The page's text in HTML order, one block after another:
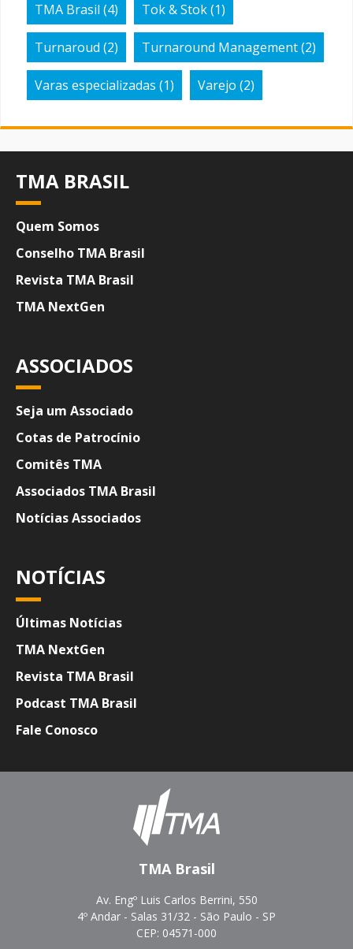
TMA Brasil (4) Tok & Stok(1)
Turnaroud (2) Turnaround Management(2)
Varas especializadas (1) Varejo (2)
TMA BRASIL
Quem Somos
Conselho TMA Brasil
Revista TMA Brasil
TMA NextGen
ASSOCIADOS
Seja um Associado
Cotas de Patrocínio
Comitês TMA
Associados TMA Brasil
Notícias Associados
NOTÍCIAS
Últimas Notícias
TMA NextGen
Revista TMA Brasil
Podcast TMA Brasil
Fale Conosco
TMA Brasil
Av. Engº Luis Carlos Berrini, 550
4º Andar - Salas 31/32 - São Paulo - SP
CEP: 04571-000